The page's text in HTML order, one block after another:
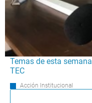
Temas de esta
TEC
Acción Institucional